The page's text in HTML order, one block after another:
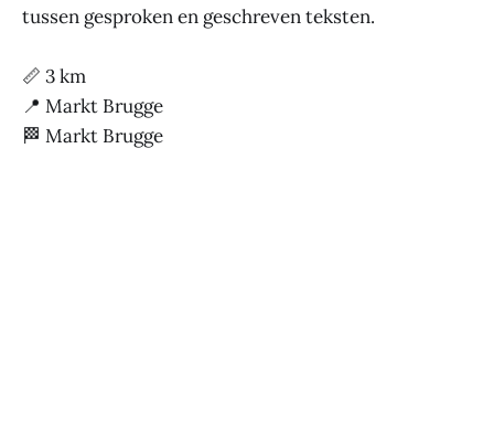
tussen gesproken en geschreven teksten.
📏 3 km
📍 Markt Brugge
🏁 Markt Brugge